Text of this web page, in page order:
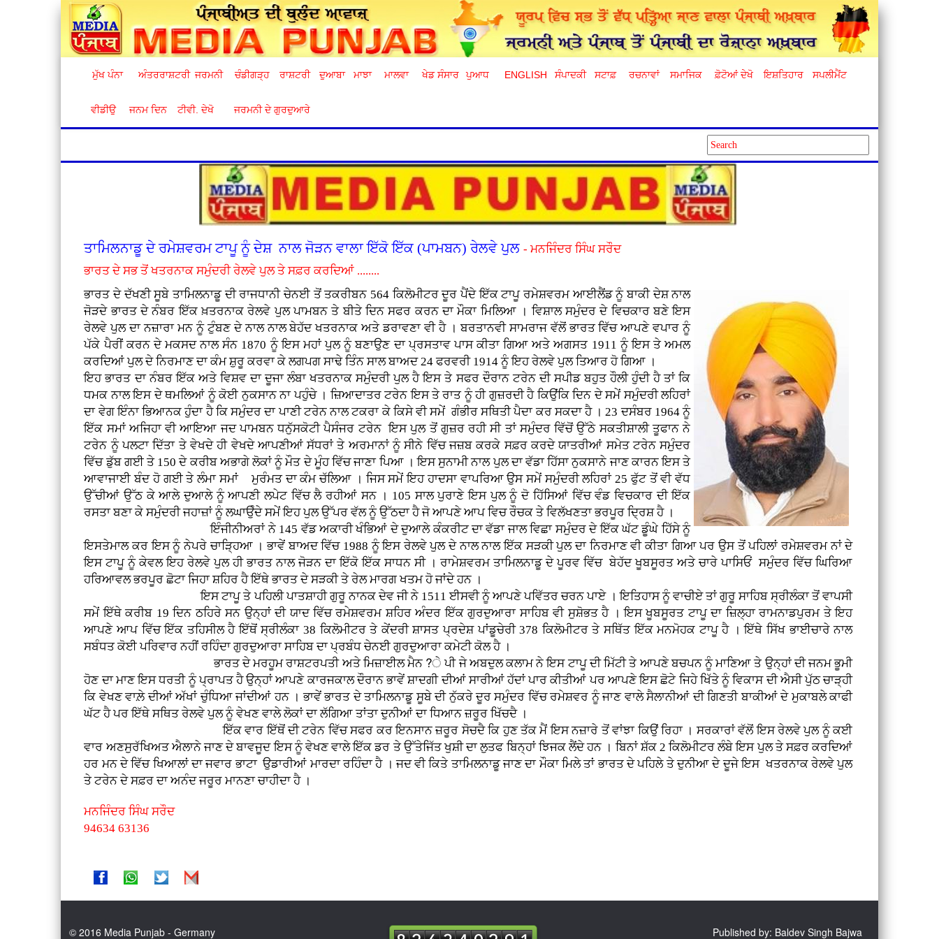
ਮੁੱਖ ਪੰਨਾ ਅੰਤਰਰਾਸ਼ਟਰੀ ਜਰਮਨੀ ਚੰਡੀਗੜ੍ਹ ਰਾਸ਼ਟਰੀ ਦੁਆਬਾ ਮਾਝਾ ਮਾਲਵਾ ਖੇਡ ਸੰਸਾਰ ਪੁਆਧ ENGLISH ਸੰਪਾਦਕੀ ਸਟਾਫ਼ ਰਚਨਾਵਾਂ ਸਮਾਜਿਕ ਫ਼ੋਟੋਆਂ ਦੇਖੋ ਇਸ਼ਤਿਹਾਰ ਸਪਲੀਮੈਂਟ
ਵੀਡੀਉ ਜਨਮ ਦਿਨ ਟੀਵੀ. ਦੇਖੋ ਜਰਮਨੀ ਦੇ ਗੁਰਦੁਆਰੇ
ਤਾਮਿਲਨਾਡੂ ਦੇ ਰਮੇਸ਼ਵਰਮ ਟਾਪੂ ਨੂੰ ਦੇਸ਼ ਨਾਲ ਜੋੜਨ ਵਾਲਾ ਇੱਕੋ ਇੱਕ (ਪਾਮਬਨ) ਰੇਲਵੇ ਪੁਲ- ਮਨਜਿੰਦਰ ਸਿੰਘ ਸਰੌਦ
ਭਾਰਤ ਦੇ ਸਭ ਤੋਂ ਖਤਰਨਾਕ ਸਮੁੰਦਰੀ ਰੇਲਵੇ ਪੁਲ ਤੇ ਸਫ਼ਰ ਕਰਦਿਆਂ ........
ਭਾਰਤ ਦੇ ਦੱਖਣੀ ਸੂਬੇ ਤਾਮਿਲਨਾਡੂ ਦੀ ਰਾਜਧਾਨੀ ਚੇਨਈ ਤੋਂ ਤਕਰੀਬਨ 564 ਕਿਲੋਮੀਟਰ ਦੂਰ ਪੈਂਦੇ ਇੱਕ ਟਾਪੂ ਰਮੇਸ਼ਵਰਮ ਆਈਲੈਂਡ ਨੂੰ ਬਾਕੀ ਦੇਸ਼ ਨਾਲ
ਜੋੜਦੇ ਭਾਰਤ ਦੇ ਨੰਬਰ ਇੱਕ ਖ਼ਤਰਨਾਕ ਰੇਲਵੇ ਪੁਲ ਪਾਮਬਨ ਤੇ ਬੀਤੇ ਦਿਨ ਸਫਰ ਕਰਨ ਦਾ ਮੌਕਾ ਮਿਲਿਆ । ਵਿਸ਼ਾਲ ਸਮੁੰਦਰ ਦੇ ਵਿਚਕਾਰ ਬਣੇ ਇਸ
ਰੇਲਵੇ ਪੁਲ ਦਾ ਨਜ਼ਾਰਾ ਮਨ ਨੂੰ ਟੁੰਬਣ ਦੇ ਨਾਲ ਨਾਲ ਬੇਹੱਦ ਖਤਰਨਾਕ ਅਤੇ ਡਰਾਵਣਾ ਵੀ ਹੈ । ਬਰਤਾਨਵੀ ਸਾਮਰਾਜ ਵੱਲੋਂ ਭਾਰਤ ਵਿੱਚ ਆਪਣੇ ਵਪਾਰ ਨੂੰ
ਪੱਕੇ ਪੈਰੀਂ ਕਰਨ ਦੇ ਮਕਸਦ ਨਾਲ ਸੰਨ 1870 ਨੂੰ ਇਸ ਮਹਾਂ ਪੁਲ ਨੂੰ ਬਣਾਉਣ ਦਾ ਪ੍ਰਸਤਾਵ ਪਾਸ ਕੀਤਾ ਗਿਆ ਅਤੇ ਅਗਸਤ 1911 ਨੂੰ ਇਸ ਤੇ ਅਮਲ
ਕਰਦਿਆਂ ਪੁਲ ਦੇ ਨਿਰਮਾਣ ਦਾ ਕੰਮ ਸ਼ੁਰੂ ਕਰਵਾ ਕੇ ਲਗਪਗ ਸਾਢੇ ਤਿੰਨ ਸਾਲ ਬਾਅਦ 24 ਫਰਵਰੀ 1914 ਨੂੰ ਇਹ ਰੇਲਵੇ ਪੁਲ ਤਿਆਰ ਹੋ ਗਿਆ ।
ਇਹ ਭਾਰਤ ਦਾ ਨੰਬਰ ਇੱਕ ਅਤੇ ਵਿਸ਼ਵ ਦਾ ਦੂਜਾ ਲੰਬਾ ਖਤਰਨਾਕ ਸਮੁੰਦਰੀ ਪੁਲ ਹੈ ਇਸ ਤੇ ਸਫਰ ਦੌਰਾਨ ਟਰੇਨ ਦੀ ਸਪੀਡ ਬਹੁਤ ਹੌਲੀ ਹੁੰਦੀ ਹੈ ਤਾਂ ਕਿ
ਧਮਕ ਨਾਲ ਇਸ ਦੇ ਥਮਲਿਆਂ ਨੂੰ ਕੋਈ ਨੁਕਸਾਨ ਨਾ ਪਹੁੰਚੇ । ਜ਼ਿਆਦਾਤਰ ਟਰੇਨ ਇਸ ਤੇ ਰਾਤ ਨੂੰ ਹੀ ਗੁਜ਼ਰਦੀ ਹੈ ਕਿਉਂਕਿ ਦਿਨ ਦੇ ਸਮੇਂ ਸਮੁੰਦਰੀ ਲਹਿਰਾਂ
ਦਾ ਵੇਗ ਇੰਨਾ ਭਿਆਨਕ ਹੁੰਦਾ ਹੈ ਕਿ ਸਮੁੰਦਰ ਦਾ ਪਾਣੀ ਟਰੇਨ ਨਾਲ ਟਕਰਾ ਕੇ ਕਿਸੇ ਵੀ ਸਮੇਂ ਗੰਭੀਰ ਸਥਿਤੀ ਪੈਦਾ ਕਰ ਸਕਦਾ ਹੈ । 23 ਦਸੰਬਰ 1964 ਨੂੰ
ਇੱਕ ਸਮਾਂ ਅਜਿਹਾ ਵੀ ਆਇਆ ਜਦ ਪਾਮਬਨ ਧਨੁੱਸਕੋਟੀ ਪੈਸੰਜਰ ਟਰੇਨ ਇਸ ਪੁਲ ਤੋਂ ਗੁਜ਼ਰ ਰਹੀ ਸੀ ਤਾਂ ਸਮੁੰਦਰ ਵਿੱਚੋਂ ਉੱਠੇ ਸਕਤੀਸ਼ਾਲੀ ਤੂਫਾਨ ਨੇ
ਟਰੇਨ ਨੂੰ ਪਲਟਾ ਦਿੱਤਾ ਤੇ ਵੇਖਦੇ ਹੀ ਵੇਖਦੇ ਆਪਣੀਆਂ ਸੱਧਰਾਂ ਤੇ ਅਰਮਾਨਾਂ ਨੂੰ ਸੀਨੇ ਵਿੱਚ ਜਜ਼ਬ ਕਰਕੇ ਸਫ਼ਰ ਕਰਦੇ ਯਾਤਰੀਆਂ ਸਮੇਤ ਟਰੇਨ ਸਮੁੰਦਰ
ਵਿੱਚ ਡੁੱਬ ਗਈ ਤੇ 150 ਦੇ ਕਰੀਬ ਅਭਾਗੇ ਲੋਕਾਂ ਨੂੰ ਮੌਤ ਦੇ ਮੂੰਹ ਵਿੱਚ ਜਾਣਾ ਪਿਆ । ਇਸ ਸੁਨਾਮੀ ਨਾਲ ਪੁਲ ਦਾ ਵੱਡਾ ਹਿੱਸਾ ਨੁਕਸਾਨੇ ਜਾਣ ਕਾਰਨ ਇਸ ਤੇ
ਆਵਾਜਾਈ ਬੰਦ ਹੋ ਗਈ ਤੇ ਲੰਮਾ ਸਮਾਂ ਮੁਰੰਮਤ ਦਾ ਕੰਮ ਚੱਲਿਆ । ਜਿਸ ਸਮੇਂ ਇਹ ਹਾਦਸਾ ਵਾਪਰਿਆ ਉਸ ਸਮੇਂ ਸਮੁੰਦਰੀ ਲਹਿਰਾਂ 25 ਫੁੱਟ ਤੋਂ ਵੀ ਵੱਧ
ਉੱਚੀਆਂ ਉੱਠ ਕੇ ਆਲੇ ਦੁਆਲੇ ਨੂੰ ਆਪਣੀ ਲਪੇਟ ਵਿੱਚ ਲੈ ਰਹੀਆਂ ਸਨ । 105 ਸਾਲ ਪੁਰਾਣੇ ਇਸ ਪੁਲ ਨੂੰ ਦੋ ਹਿੱਸਿਆਂ ਵਿੱਚ ਵੰਡ ਵਿਚਕਾਰ ਦੀ ਇੱਕ
ਰਸਤਾ ਬਣਾ ਕੇ ਸਮੁੰਦਰੀ ਜਹਾਜ਼ਾਂ ਨੂੰ ਲਘਾਉੰਦੇ ਸਮੇਂ ਇਹ ਪੁਲ ਉੱਪਰ ਵੱਲ ਨੂੰ ਉੱਠਦਾ ਹੈ ਜੋ ਆਪਣੇ ਆਪ ਵਿਚ ਰੌਚਕ ਤੇ ਵਿਲੱਖਣਤਾ ਭਰਪੂਰ ਦ੍ਰਿਸ਼ ਹੈ ।
ਇੰਜੀਨੀਅਰਾਂ ਨੇ 145 ਵੱਡ ਅਕਾਰੀ ਖੰਭਿਆਂ ਦੇ ਦੁਆਲੇ ਕੰਕਰੀਟ ਦਾ ਵੱਡਾ ਜਾਲ ਵਿਛਾ ਸਮੁੰਦਰ ਦੇ ਇੱਕ ਘੱਟ ਡੂੰਘੇ ਹਿੱਸੇ ਨੂੰ
ਇਸਤੇਮਾਲ ਕਰ ਇਸ ਨੂੰ ਨੇਪਰੇ ਚਾੜ੍ਹਿਆ । ਭਾਵੇਂ ਬਾਅਦ ਵਿੱਚ 1988 ਨੂੰ ਇਸ ਰੇਲਵੇ ਪੁਲ ਦੇ ਨਾਲ ਨਾਲ ਇੱਕ ਸੜਕੀ ਪੁਲ ਦਾ ਨਿਰਮਾਣ ਵੀ ਕੀਤਾ ਗਿਆ ਪਰ ਉਸ ਤੋਂ ਪਹਿਲਾਂ ਰਮੇਸ਼ਵਰਮ ਨਾਂ ਦੇ
ਇਸ ਟਾਪੂ ਨੂੰ ਕੇਵਲ ਇਹ ਰੇਲਵੇ ਪੁਲ ਹੀ ਭਾਰਤ ਨਾਲ ਜੋੜਨ ਦਾ ਇੱਕੋ ਇੱਕ ਸਾਧਨ ਸੀ । ਰਾਮੇਸ਼ਵਰਮ ਤਾਮਿਲਨਾਡੂ ਦੇ ਪੂਰਵ ਵਿੱਚ ਬੇਹੱਦ ਖੂਬਸੂਰਤ ਅਤੇ ਚਾਰੇ ਪਾਸਿਓਂ ਸਮੁੰਦਰ ਵਿੱਚ ਘਿਰਿਆ
ਹਰਿਆਵਲ ਭਰਪੂਰ ਛੋਟਾ ਜਿਹਾ ਸ਼ਹਿਰ ਹੈ ਇੱਥੇ ਭਾਰਤ ਦੇ ਸੜਕੀ ਤੇ ਰੇਲ ਮਾਰਗ ਖਤਮ ਹੋ ਜਾਂਦੇ ਹਨ ।
ਇਸ ਟਾਪੂ ਤੇ ਪਹਿਲੀ ਪਾਤਸ਼ਾਹੀ ਗੁਰੂ ਨਾਨਕ ਦੇਵ ਜੀ ਨੇ 1511 ਈਸਵੀ ਨੂੰ ਆਪਣੇ ਪਵਿੱਤਰ ਚਰਨ ਪਾਏ । ਇਤਿਹਾਸ ਨੂੰ ਵਾਚੀਏ ਤਾਂ ਗੁਰੂ ਸਾਹਿਬ ਸ੍ਰੀਲੰਕਾ ਤੋਂ ਵਾਪਸੀ
ਸਮੇਂ ਇੱਥੇ ਕਰੀਬ 19 ਦਿਨ ਠਹਿਰੇ ਸਨ ਉਨ੍ਹਾਂ ਦੀ ਯਾਦ ਵਿੱਚ ਰਮੇਸ਼ਵਰਮ ਸ਼ਹਿਰ ਅੰਦਰ ਇੱਕ ਗੁਰਦੁਆਰਾ ਸਾਹਿਬ ਵੀ ਸੁਸ਼ੋਭਤ ਹੈ । ਇਸ ਖੂਬਸੂਰਤ ਟਾਪੂ ਦਾ ਜ਼ਿਲ੍ਹਾ ਰਾਮਨਾਡਪੁਰਮ ਤੇ ਇਹ
ਆਪਣੇ ਆਪ ਵਿੱਚ ਇੱਕ ਤਹਿਸੀਲ ਹੈ ਇੱਥੋਂ ਸ੍ਰੀਲੰਕਾ 38 ਕਿਲੋਮੀਟਰ ਤੇ ਕੇਂਦਰੀ ਸ਼ਾਸਤ ਪ੍ਰਦੇਸ਼ ਪਾਂਡੂਚੇਰੀ 378 ਕਿਲੋਮੀਟਰ ਤੇ ਸਥਿੱਤ ਇੱਕ ਮਨਮੋਹਕ ਟਾਪੂ ਹੈ । ਇੱਥੇ ਸਿੱਖ ਭਾਈਚਾਰੇ ਨਾਲ
ਸਬੰਧਤ ਕੋਈ ਪਰਿਵਾਰ ਨਹੀਂ ਰਹਿੰਦਾ ਗੁਰਦੁਆਰਾ ਸਾਹਿਬ ਦਾ ਪ੍ਰਬੰਧ ਚੇਨਈ ਗੁਰਦੁਆਰਾ ਕਮੇਟੀ ਕੋਲ ਹੈ ।
ਭਾਰਤ ਦੇ ਮਰਹੂਮ ਰਾਸ਼ਟਰਪਤੀ ਅਤੇ ਮਿਜ਼ਾਈਲ ਮੈਨ ?ੇ ਪੀ ਜੇ ਅਬਦੁਲ ਕਲਾਮ ਨੇ ਇਸ ਟਾਪੂ ਦੀ ਮਿੱਟੀ ਤੇ ਆਪਣੇ ਬਚਪਨ ਨੂੰ ਮਾਣਿਆ ਤੇ ਉਨ੍ਹਾਂ ਦੀ ਜਨਮ ਭੂਮੀ
ਹੋਣ ਦਾ ਮਾਣ ਇਸ ਧਰਤੀ ਨੂੰ ਪ੍ਰਾਪਤ ਹੈ ਉਨ੍ਹਾਂ ਆਪਣੇ ਕਾਰਜਕਾਲ ਦੌਰਾਨ ਭਾਵੇਂ ਸ਼ਾਦਗੀ ਦੀਆਂ ਸਾਰੀਆਂ ਹੱਦਾਂ ਪਾਰ ਕੀਤੀਆਂ ਪਰ ਆਪਣੇ ਇਸ ਛੋਟੇ ਜਿਹੇ ਖਿੱਤੇ ਨੂੰ ਵਿਕਾਸ ਦੀ ਐਸੀ ਪੁੱਠ ਚਾੜ੍ਹੀ
ਕਿ ਵੇਖਣ ਵਾਲ਼ੇ ਦੀਆਂ ਅੱਖਾਂ ਚੁੰਧਿਆ ਜਾਂਦੀਆਂ ਹਨ । ਭਾਵੇਂ ਭਾਰਤ ਦੇ ਤਾਮਿਲਨਾਡੂ ਸੂਬੇ ਦੀ ਨੁੱਕਰੇ ਦੂਰ ਸਮੁੰਦਰ ਵਿੱਚ ਰਮੇਸ਼ਵਰ ਨੂੰ ਜਾਣ ਵਾਲੇ ਸੈਲਾਨੀਆਂ ਦੀ ਗਿਣਤੀ ਬਾਕੀਆਂ ਦੇ ਮੁਕਾਬਲੇ ਕਾਫੀ
ਘੱਟ ਹੈ ਪਰ ਇੱਥੇ ਸਥਿਤ ਰੇਲਵੇ ਪੁਲ ਨੂੰ ਵੇਖਣ ਵਾਲੇ ਲੋਕਾਂ ਦਾ ਲੱਗਿਆ ਤਾਂਤਾ ਦੁਨੀਆਂ ਦਾ ਧਿਆਨ ਜ਼ਰੂਰ ਖਿੱਚਦੈ ।
ਇੱਕ ਵਾਰ ਇੱਥੋਂ ਦੀ ਟਰੇਨ ਵਿੱਚ ਸਫਰ ਕਰ ਇਨਸਾਨ ਜ਼ਰੂਰ ਸੋਚਦੈ ਕਿ ਹੁਣ ਤੱਕ ਮੈਂ ਇਸ ਨਜ਼ਾਰੇ ਤੋਂ ਵਾਂਝਾ ਕਿਉਂ ਰਿਹਾ । ਸਰਕਾਰਾਂ ਵੱਲੋਂ ਇਸ ਰੇਲਵੇ ਪੁਲ ਨੂੰ ਕਈ
ਵਾਰ ਅਣਸੁਰੱਖਿਅਤ ਐਲਾਨੇ ਜਾਣ ਦੇ ਬਾਵਜੂਦ ਇਸ ਨੂੰ ਵੇਖਣ ਵਾਲੇ ਇੱਕ ਡਰ ਤੇ ਉੱਤੇਜਿੱਤ ਖੁਸ਼ੀ ਦਾ ਲੁਤਫ ਬਿਨ੍ਹਾਂ ਝਿਜਕ ਲੈਂਦੇ ਹਨ । ਬਿਨਾਂ ਸ਼ੱਕ 2 ਕਿਲੋਮੀਟਰ ਲੰਬੇ ਇਸ ਪੁਲ ਤੇ ਸਫ਼ਰ ਕਰਦਿਆਂ
ਹਰ ਮਨ ਦੇ ਵਿੱਚ ਖਿਆਲਾਂ ਦਾ ਜਵਾਰ ਭਾਟਾ ਉਡਾਰੀਆਂ ਮਾਰਦਾ ਰਹਿੰਦਾ ਹੈ । ਜਦ ਵੀ ਕਿਤੇ ਤਾਮਿਲਨਾਡੂ ਜਾਣ ਦਾ ਮੌਕਾ ਮਿਲੇ ਤਾਂ ਭਾਰਤ ਦੇ ਪਹਿਲੇ ਤੇ ਦੁਨੀਆ ਦੇ ਦੂਜੇ ਇਸ ਖਤਰਨਾਕ ਰੇਲਵੇ ਪੁਲ
ਤੇ ਟਰੇਨ ਦੇ ਸਫ਼ਰ ਦਾ ਅਨੰਦ ਜਰੂਰ ਮਾਨਣਾ ਚਾਹੀਦਾ ਹੈ ।
ਮਨਜਿੰਦਰ ਸਿੰਘ ਸਰੌਦ
94634 63136
© 2016 Media Punjab - Germany Published by: Baldev Singh Bajwa